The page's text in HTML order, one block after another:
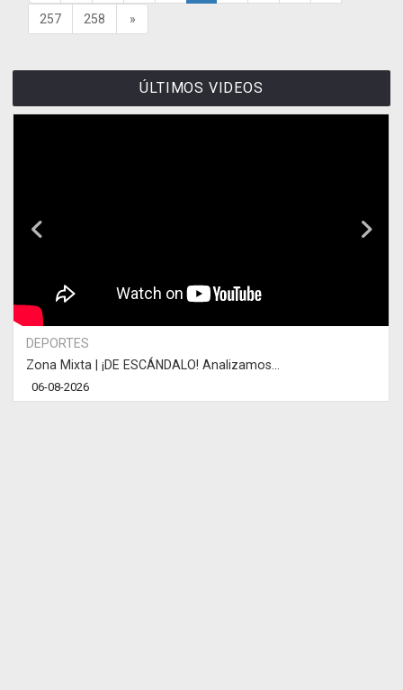
257 258 »
ÚLTIMOS VIDEOS
DEPORTES
Zona Mixta | ¡DE ESCÁNDALO! Analizamos...
06-08-2026